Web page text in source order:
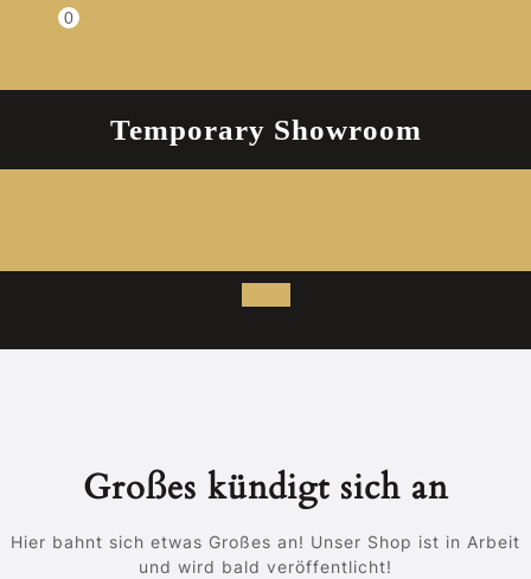
Einkaufswagen
0
Temporary Showroom
Open
Button
Großes kündigt sich an
Hier bahnt sich etwas Großes an! Unser Shop ist in Arbeit
und wird bald veröffentlicht!